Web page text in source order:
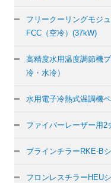
フリークーリングモジ
FCC（空冷）(37kW)
高精度水用温度調節機
冷・水冷）
水用電子冷熱式温調機
ファイバーレーザー用 2
ブラインチラー RKE-B
フロンレスチラー HEU